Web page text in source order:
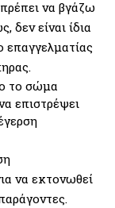
να βγάζω
είναι ίδια
επαγγελματίας
το σώμα
επιστρέψει
να εκτονωθεί